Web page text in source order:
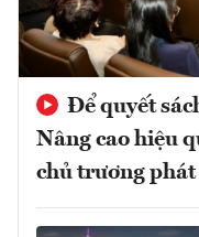
Để quyết
Nâng cao hiệu
chủ trương